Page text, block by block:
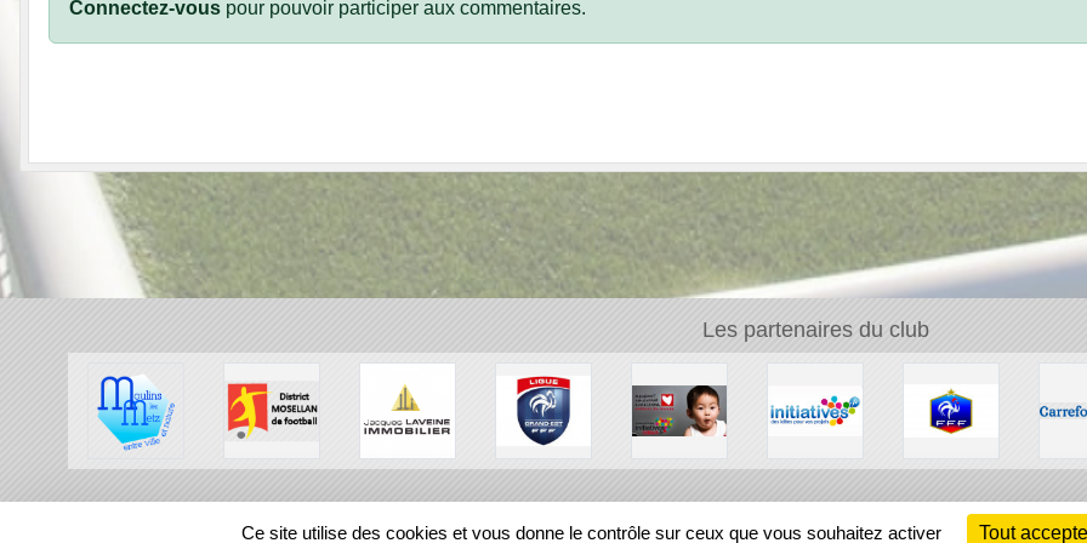
Connectez-vous pour pouvoir participer aux commentaires.
Les partenaires du club
REGIONS
Ce site utilise des cookies et vous donne le contrôle sur ceux que vous souhaitez activer Tout